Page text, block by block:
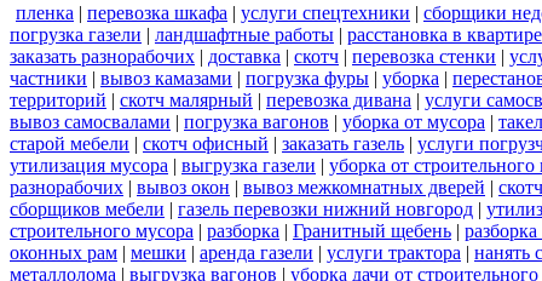
пленка | перевозка шкафа | услуги спецтехники | сборщики
погрузка газели | ландшафтные работы | расстановка в квартире
заказать разнорабочих | доставка | скотч | перевозка стенки |
частники | вывоз камазами | погрузка фуры | уборка |
территорий | скотч малярный | перевозка дивана | услуги
вывоз самосвалами | погрузка вагонов | уборка от мусора |
старой мебели | скотч офисный | заказать газель | услуги
утилизация мусора | выгрузка газели | уборка от строительного
разнорабочих | вывоз окон | вывоз межкомнатных дверей |
сборщиков мебели | газель перевозки нижний новгород |
строительного мусора | разборка | Гранитный щебень |
оконных рам | мешки | аренда газели | услуги трактора | нанять
металлолома | выгрузка вагонов | уборка дачи от